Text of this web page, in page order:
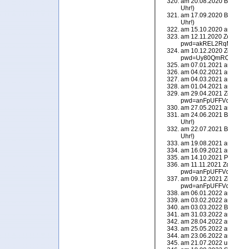
Uhr!)
am 17.09.2020
Uhr!)
am 15.10.2020
am 12.11.2020
am 10.12.2020
am 07.01.2021
am 04.02.2021
am 04.03.2021
am 01.04.2021
am 29.04.2021
am 27.05.2021
am 24.06.2021
Uhr!)
am 22.07.2021
Uhr!)
am 19.08.2021
am 16.09.2021
am 14.10.2021
am 11.11.2021
am 09.12.2021
am 06.01.2022
am 03.02.2022
am 03.03.2022
am 31.03.2022
am 28.04.2022
am 25.05.2022
am 23.06.2022
am 21.07.2022